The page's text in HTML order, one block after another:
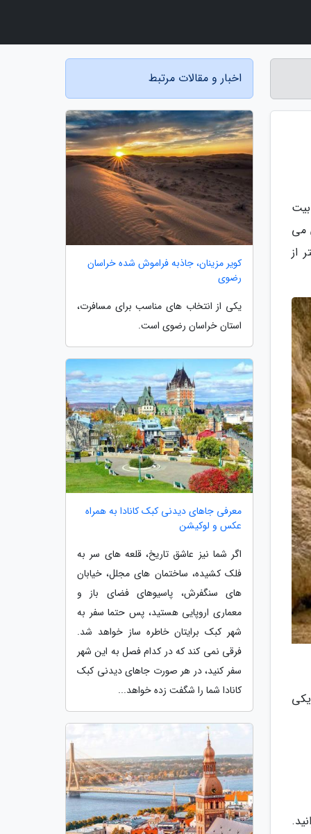
می
غربی به شمار میرود که حدود 12 کیلومتر از
جاده برانید.
اخبار و مقالات مرتبط
کویر مزینان، جاذبه فراموش شده خراسان
رضوی
یکی از انتخاب های مناسب برای مسافرت،
استان خراسان رضوی است.
معرفی جاهای دیدنی کبک کانادا به همراه
عکس و لوکیشن
اگر شما نیز عاشق تاریخ، قلعه های سر به
فلک کشیده، ساختمان های مجلل، خیابان
های سنگفرش، پاسیوهای فضای باز و
معماری اروپایی هستید، پس حتما سفر به
شهر کبک برایتان خاطره ساز خواهد شد.
فرقی نمی کند که در کدام فصل به این شهر
سفر کنید، در هر صورت جاهای دیدنی کبک
کانادا شما را شگفت زده خواهد...